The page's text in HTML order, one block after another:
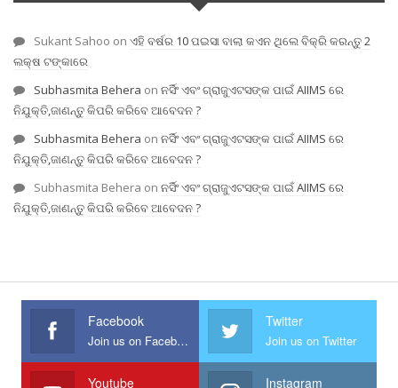
Sukant Sahoo on ଏହି ବର୍ଷର 10 ପଇସା ବାଲା କଏନ ଥିଲେ ବିକ୍ରି କରନ୍ତୁ 2
ଲକ୍ଷ ଟଙ୍କାରେ
Subhasmita Behera on ନର୍ସିଂ ଏବଂ ଗ୍ରାଜୁଏଟସଙ୍କ ପାଇଁ AIIMS ରେ
ନିଯୁକ୍ତି,ଜାଣନ୍ତୁ କିପରି କରିବେ ଆବେଦନ ?
Subhasmita Behera on ନର୍ସିଂ ଏବଂ ଗ୍ରାଜୁଏଟସଙ୍କ ପାଇଁ AIIMS ରେ
ନିଯୁକ୍ତି,ଜାଣନ୍ତୁ କିପରି କରିବେ ଆବେଦନ ?
Subhasmita Behera on ନର୍ସିଂ ଏବଂ ଗ୍ରାଜୁଏଟସଙ୍କ ପାଇଁ AIIMS ରେ
ନିଯୁକ୍ତି,ଜାଣନ୍ତୁ କିପରି କରିବେ ଆବେଦନ ?
Facebook
Join us on Facebook
Twitter
Join us on Twitter
Youtube Instagram